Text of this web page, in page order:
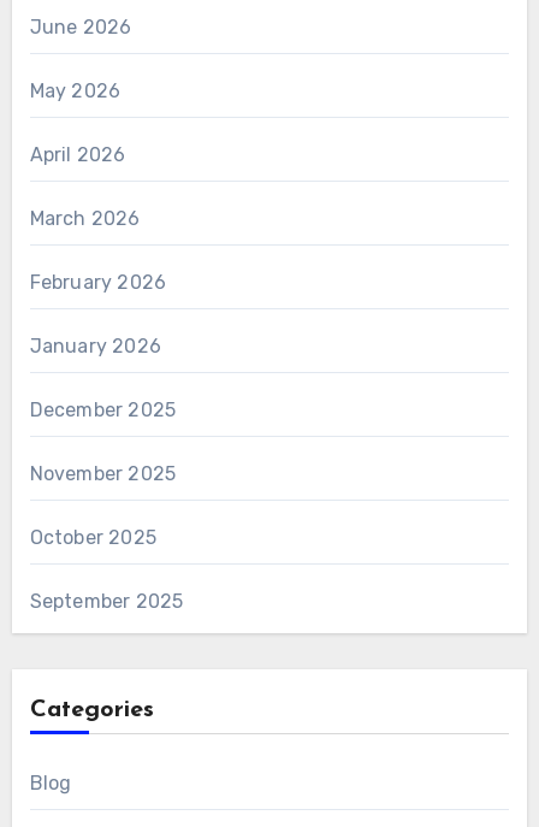
June 2026
May 2026
April 2026
March 2026
February 2026
January 2026
December 2025
November 2025
October 2025
September 2025
Categories
Blog